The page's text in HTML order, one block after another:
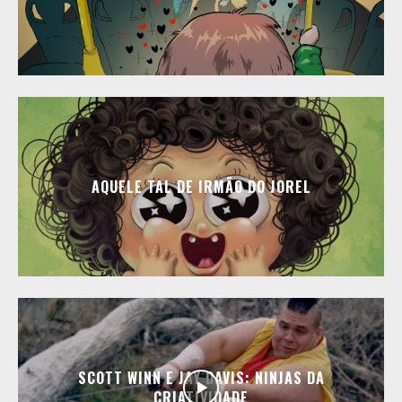
AQUELE TAL DE IRMÃO DO JOREL
SCOTT WINN E JAY DAVIS: NINJAS DA
CRIATIVIDADE